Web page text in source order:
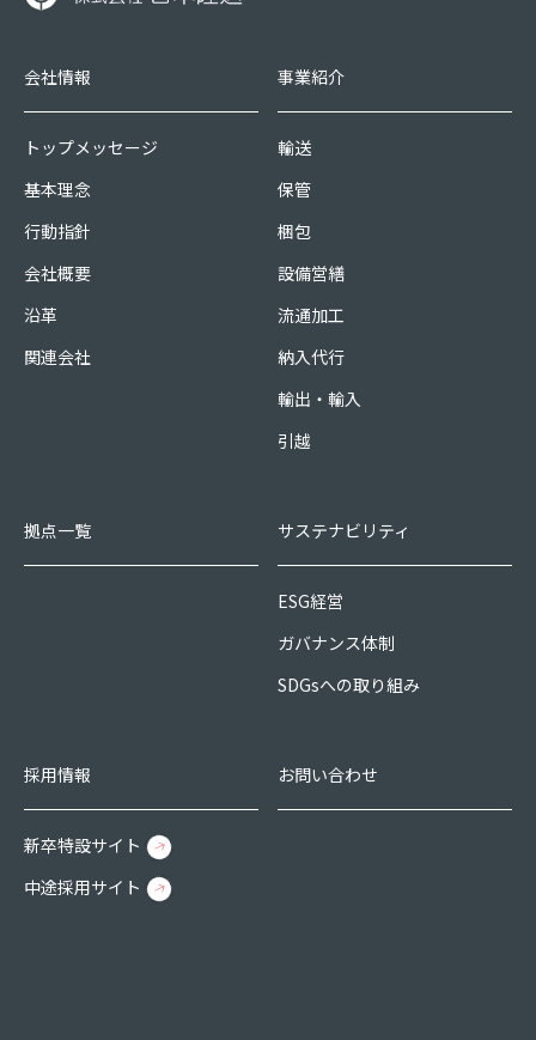
会社情報
トップメッセージ
基本理念
行動指針
会社概要
沿革
関連会社
事業紹介
輸送
保管
梱包
設備営繕
流通加工
納入代行
輸出・輸入
引越
拠点一覧 サステナビリティ
ESG経営
ガバナンス体制
SDGsへの取り組み
採用情報
新卒特設サイト
中途採用サイト
お問い合わせ